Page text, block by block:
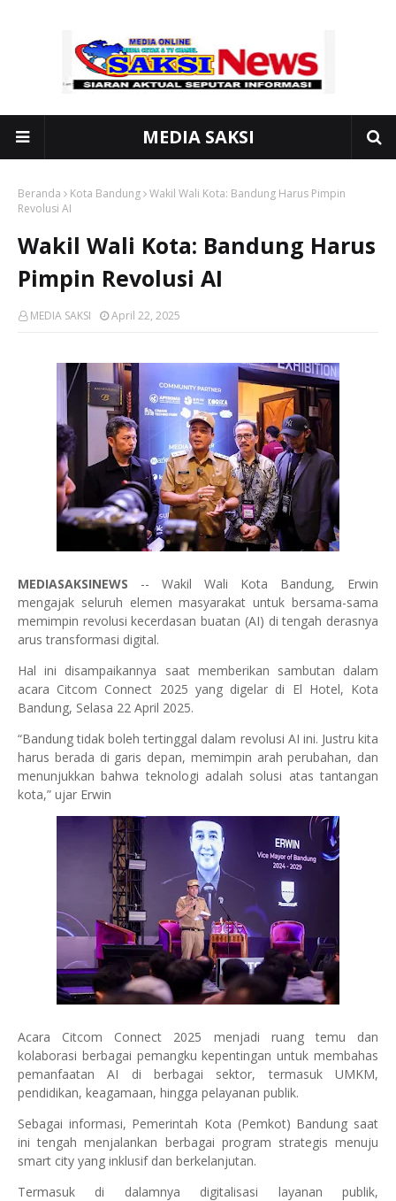
MEDIA SAKSI
Beranda Kota Bandung Wakil Wali Kota: Bandung Harus Pimpin
Revolusi AI
Wakil Wali Kota: Bandung Harus
Pimpin Revolusi AI
MEDIA SAKSI April 22, 2025
MEDIASAKSINEWS -- Wakil Wali Kota Bandung, Erwin
mengajak seluruh elemen masyarakat untuk bersama-sama
memimpin revolusi kecerdasan buatan (AI) di tengah derasnya
arus transformasi digital.
Hal ini disampaikannya saat memberikan sambutan dalam
acara Citcom Connect 2025 yang digelar di El Hotel, Kota
Bandung, Selasa 22 April 2025.
“Bandung tidak boleh tertinggal dalam revolusi AI ini. Justru kita
harus berada di garis depan, memimpin arah perubahan, dan
menunjukkan bahwa teknologi adalah solusi atas tantangan
kota,” ujar Erwin
Acara Citcom Connect 2025 menjadi ruang temu dan
kolaborasi berbagai pemangku kepentingan untuk membahas
pemanfaatan AI di berbagai sektor, termasuk UMKM,
pendidikan, keagamaan, hingga pelayanan publik.
Sebagai informasi, Pemerintah Kota (Pemkot) Bandung saat
ini tengah menjalankan berbagai program strategis menuju
smart city yang inklusif dan berkelanjutan.
Termasuk di dalamnya digitalisasi layanan publik,